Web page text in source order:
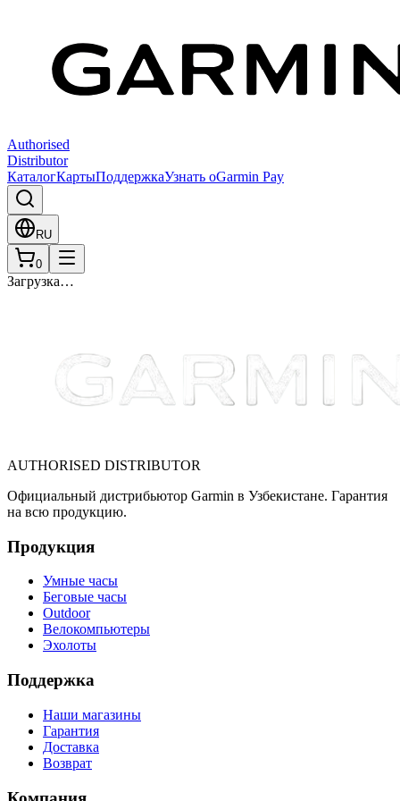
Authorised
Distributor
КаталогКартыПоддержкаУзнать оGarmin Pay
RU
0
Загрузка…
AUTHORISED DISTRIBUTOR
Официальный дистрибьютор Garmin в Узбекистане. Гарантия
на всю продукцию.
Продукция
Умные часы
Беговые часы
Outdoor
Велокомпьютеры
Эхолоты
Поддержка
Наши магазины
Гарантия
Доставка
Возврат